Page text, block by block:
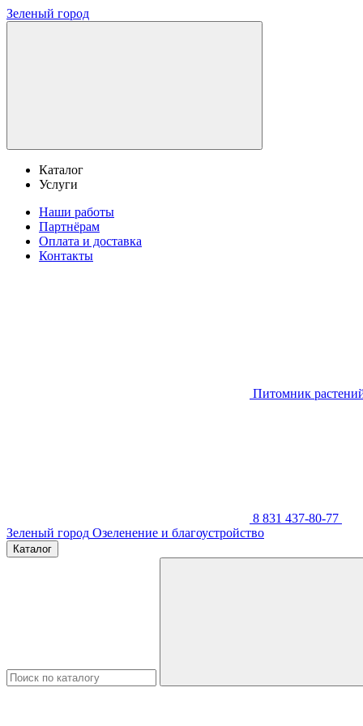
Зеленый город
Каталог
Услуги
Наши работы
Партнёрам
Оплата и доставка
Контакты
Питомник
8 831 437-80-77
Зеленый город Озеленение и благоустройство
Каталог